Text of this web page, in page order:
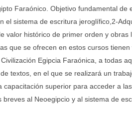
Faraónico. Objetivo fundamental
el sistema de escritura jeroglífico,2-
valor histórico de primer orden y
que se ofrecen en estos cursos
Egipcia Faraónica, a todas
textos, en el que se realizará un
capacitación superior para acceder a
breves al Neoegipcio y al sistema de